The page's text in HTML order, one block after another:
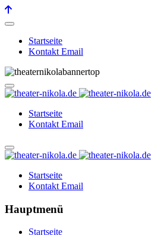
Startseite
Kontakt Email
Startseite
Kontakt Email
Startseite
Kontakt Email
Hauptmenü
Startseite